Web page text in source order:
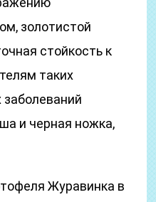
золотистой
стойкость к
таких
и черная ножка,
Журавинка в